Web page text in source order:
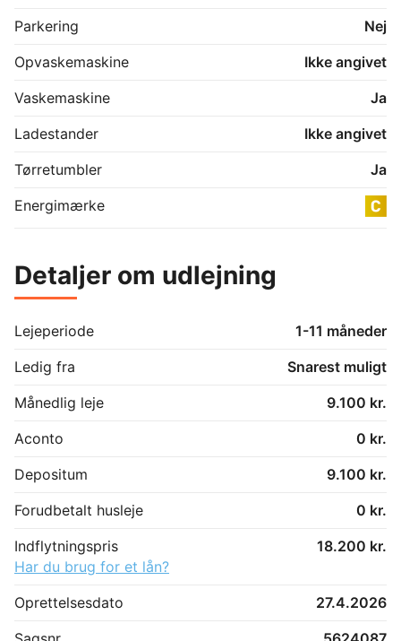
Parkering
Nej
Opvaskemaskine
Ikke angivet
Vaskemaskine
Ja
Ladestander
Ikke angivet
Tørretumbler
Ja
Energimærke
Detaljer om udlejning
Lejeperiode
1-11 måneder
Ledig fra
Snarest muligt
Månedlig leje
9.100 kr.
Aconto
0 kr.
Depositum
9.100 kr.
Forudbetalt husleje
0 kr.
Indflytningspris
18.200 kr.
Har du brug for et lån?
Oprettelsesdato
27.4.2026